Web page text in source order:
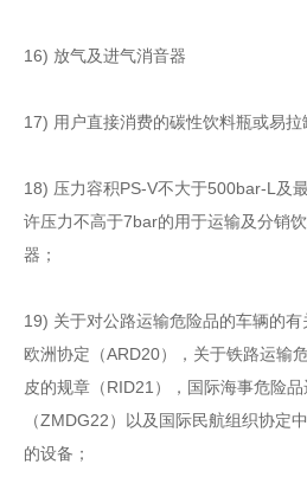
16) 放气及进气消音器
17) 用户直接消费的碳性饮料瓶或易拉
18) 压力容积PS-V不大于500bar-L及
许压力不高于7bar的用于运输及分销
器；
19) 关于对公路运输危险品的车辆的有
欧洲协定（ARD20），关于铁路运输
皮的规章（RID21），国际海事危险
（ZMDG22）以及国际民航组织协定
的设备；